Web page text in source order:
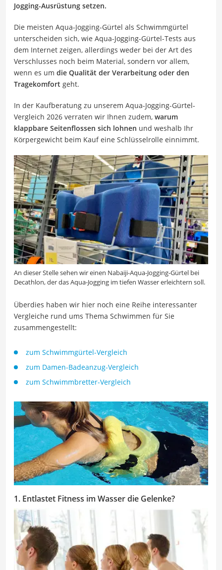
Jogging-Ausrüstung setzen.
Die meisten Aqua-Jogging-Gürtel als Schwimmgürtel
unterscheiden sich, wie Aqua-Jogging-Gürtel-Tests aus
dem Internet zeigen, allerdings weder bei der Art des
Verschlusses noch beim Material, sondern vor allem,
wenn es um die Qualität der Verarbeitung oder den
Tragekomfort geht.
In der Kaufberatung zu unserem Aqua-Jogging-Gürtel-
Vergleich 2026 verraten wir Ihnen zudem, warum
klappbare Seitenflossen sich lohnen und weshalb Ihr
Körpergewicht beim Kauf eine Schlüsselrolle einnimmt.
An dieser Stelle sehen wir einen Nabaiji-Aqua-Jogging-Gürtel bei
Decathlon, der das Aqua-Jogging im tiefen Wasser erleichtern soll.
Überdies haben wir hier noch eine Reihe interessanter
Vergleiche rund ums Thema Schwimmen für Sie
zusammengestellt:
zum Schwimmgürtel-Vergleich
zum Damen-Badeanzug-Vergleich
zum Schwimmbretter-Vergleich
1. Entlastet Fitness im Wasser die Gelenke?